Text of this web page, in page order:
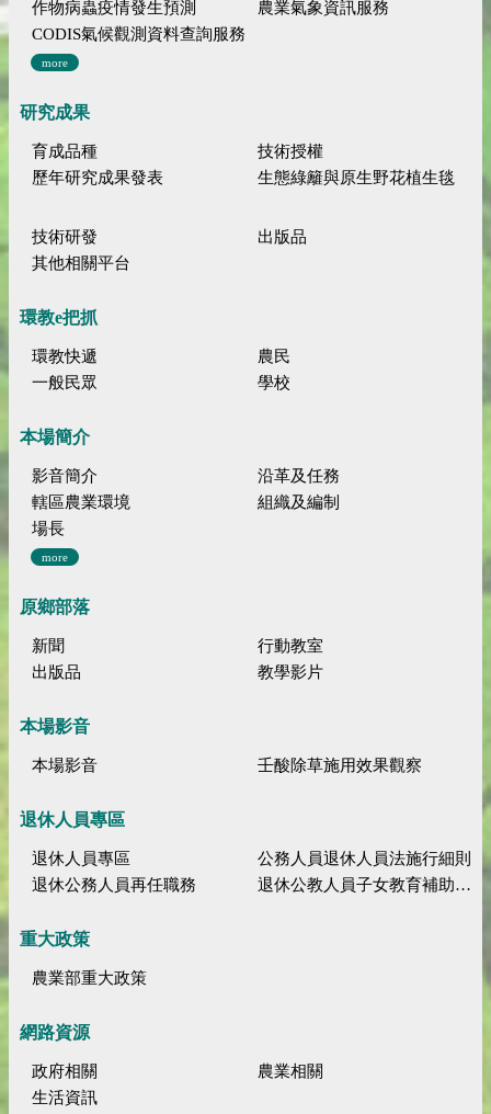
作物病蟲疫情發生預測
農業氣象資訊服務
CODIS氣候觀測資料查詢服務
more
研究成果
育成品種
技術授權
歷年研究成果發表
生態綠籬與原生野花植生毯
技術研發
出版品
其他相關平台
環教e把抓
環教快遞
農民
一般民眾
學校
本場簡介
影音簡介
沿革及任務
轄區農業環境
組織及編制
場長
more
原鄉部落
新聞
行動教室
出版品
教學影片
本場影音
本場影音 壬酸除草施用效果觀察
退休人員專區
退休人員專區
公務人員退休人員法施行細則
退休公務人員再任職務
退休公教人員子女教育補助規定
重大政策
農業部重大政策
網路資源
政府相關
農業相關
生活資訊